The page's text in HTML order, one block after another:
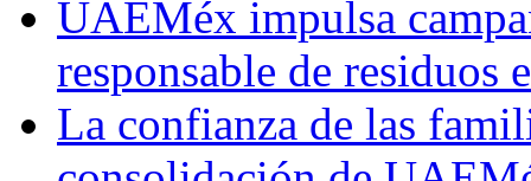
UAEMéx impulsa
responsable de residuos
La confianza de las